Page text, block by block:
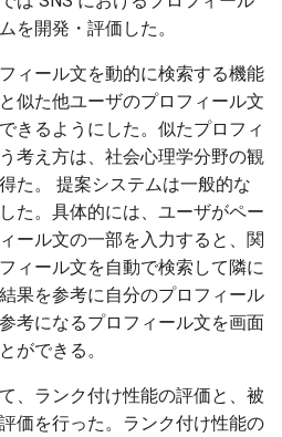
を開発・評価した。
ィール文を動的に検索する機能
似た他ユーザのプロフィール文
きるようにした。似たプロフィ
考え方は、社会心理学分野の観
た。 提案システムは一般的な
た。具体的には、ユーザがペー
ール文の一部を入力すると、関
ィール文を自動で検索して隣に
果を参考に自分のプロフィール
考になるプロフィール文を画面
ができる。
、ランク付け性能の評価と、被
価を行った。ランク付け性能の